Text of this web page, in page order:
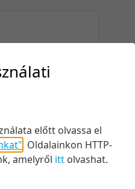
előtt olvassa el
Oldalainkon HTTP-
amelyről itt olvashat.